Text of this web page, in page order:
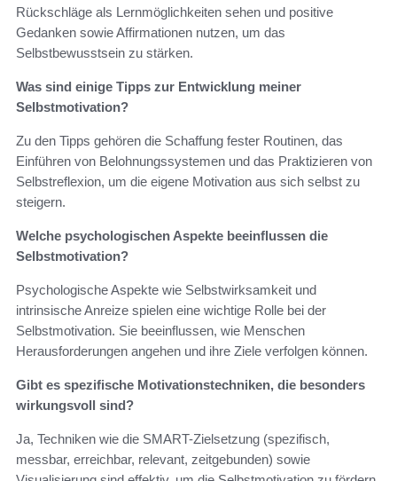
Rückschläge als Lernmöglichkeiten sehen und positive
Gedanken sowie Affirmationen nutzen, um das
Selbstbewusstsein zu stärken.
Was sind einige Tipps zur Entwicklung meiner
Selbstmotivation?
Zu den Tipps gehören die Schaffung fester Routinen, das
Einführen von Belohnungssystemen und das Praktizieren von
Selbstreflexion, um die eigene Motivation aus sich selbst zu
steigern.
Welche psychologischen Aspekte beeinflussen die
Selbstmotivation?
Psychologische Aspekte wie Selbstwirksamkeit und
intrinsische Anreize spielen eine wichtige Rolle bei der
Selbstmotivation. Sie beeinflussen, wie Menschen
Herausforderungen angehen und ihre Ziele verfolgen können.
Gibt es spezifische Motivationstechniken, die besonders
wirkungsvoll sind?
Ja, Techniken wie die SMART-Zielsetzung (spezifisch,
messbar, erreichbar, relevant, zeitgebunden) sowie